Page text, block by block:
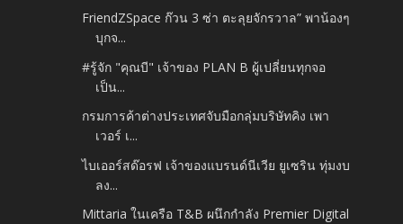
FriendZSpace ก๊วน 3 ซ่า ตะลุยจักรวาล” พาน้องๆ
บุกจ...
#รู้จัก "คุณบี" เจ้าของ PLAN B ผู้เปลี่ยนทุกจอ
เป็น...
กรมการค้าต่างประเทศจับมือกลุ่มบริษัทคิง เพา
เวอร์ เ...
ไบเออร์สด๊อรฟ เจ้าของแบรนด์นีเวีย ยูเซริน ทุ่มงบ
ลง...
Mittaria ในเครือ T&B ผนึกกำลัง Premier Digital